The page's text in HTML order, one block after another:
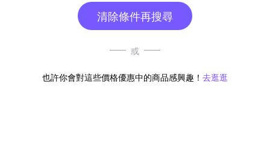
清除條件再搜尋
或
也許你會對這些價格優惠中的商品感興趣！ 去逛逛